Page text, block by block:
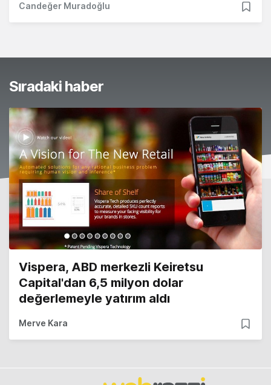
Candeğer Muradoğlu
Sıradaki haber
Vispera, ABD merkezli Keiretsu
Capital'dan 6,5 milyon dolar
değerlemeyle yatırım aldı
Merve Kara